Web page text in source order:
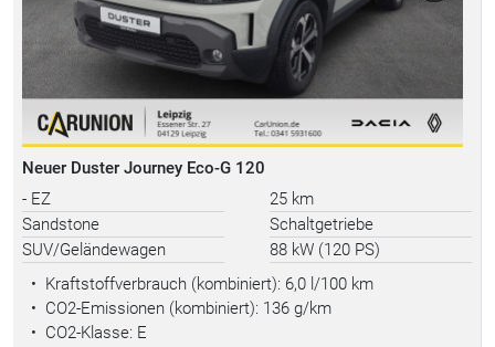
Neuer Duster Journey Eco-G 120
- EZ
25 km
Sandstone
Schaltgetriebe
SUV/Geländewagen
88 kW (120 PS)
•
Kraftstoffverbrauch (kombiniert): 6,0 l/100 km
• CO2-Emissionen (kombiniert): 136 g/km
• CO2-Klasse: E